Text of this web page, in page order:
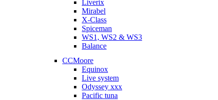
Liverix
Mirabel
X-Class
Spiceman
WS1, WS2 & WS3
Balance
CCMoore
Equinox
Live system
Odyssey xxx
Pacific tuna